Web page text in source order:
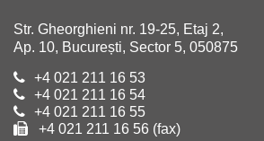
Str. Gheorghieni nr. 19-25, Etaj 2,
Ap. 10, București, Sector 5, 050875
+4 021 211 16 53
+4 021 211 16 54
+4 021 211 16 55
+4 021 211 16 56 (fax)